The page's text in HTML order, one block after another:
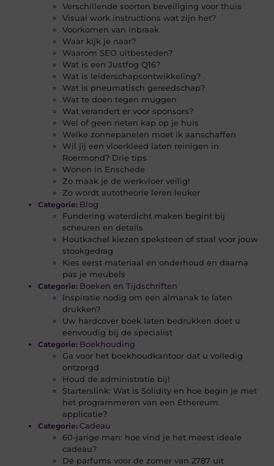
Verschillende soorten beveiliging voor thuis
Visual work instructions wat zijn het?
Voorkomen van inbraak
Waar kijk je naar?
Waarom SEO uitbesteden?
Wat is een Justfog Q16?
Wat is leiderschapsontwikkeling?
Wat is pneumatisch gereedschap?
Wat te doen tegen muggen
Wat verandert er voor sponsors?
Wel of geen rieten kap op je huis
Welke zonnepanelen moet ik aanschaffen
Wil jij een vloerkleed laten reinigen in
Roermond? Drie tips
Wonen in Enschede
Zo maak je de werkvloer veilig!
Zo wordt autotheorie leren leuker
Categorie: Blog
Fundering waterdicht maken begint bij
scheuren en details
Houtkachel kiezen speksteen of staal voor jouw
stookgedrag
Kies eerst materiaal en onderhoud en daarna
pas je meubels
Categorie: Boeken en Tijdschriften
Inspiratie nodig om een almanak te laten
drukken?
Uw hardcover boek laten bedrukken doet u
eenvoudig bij de specialist
Categorie: Boekhouding
Ga voor het boekhoudkantoor dat u volledig
ontzorgd
Houd de administratie bij!
Starterslink: Wat is Solidity en hoe begin je met
het programmeren van een Ethereum
applicatie?
Categorie: Cadeau
60-jarige man: hoe vind je het meest ideale
cadeau?
Dé parfums voor de zomer van 2787 uit